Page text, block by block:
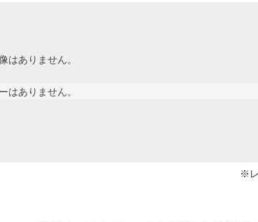
はありません。
はありません。
※